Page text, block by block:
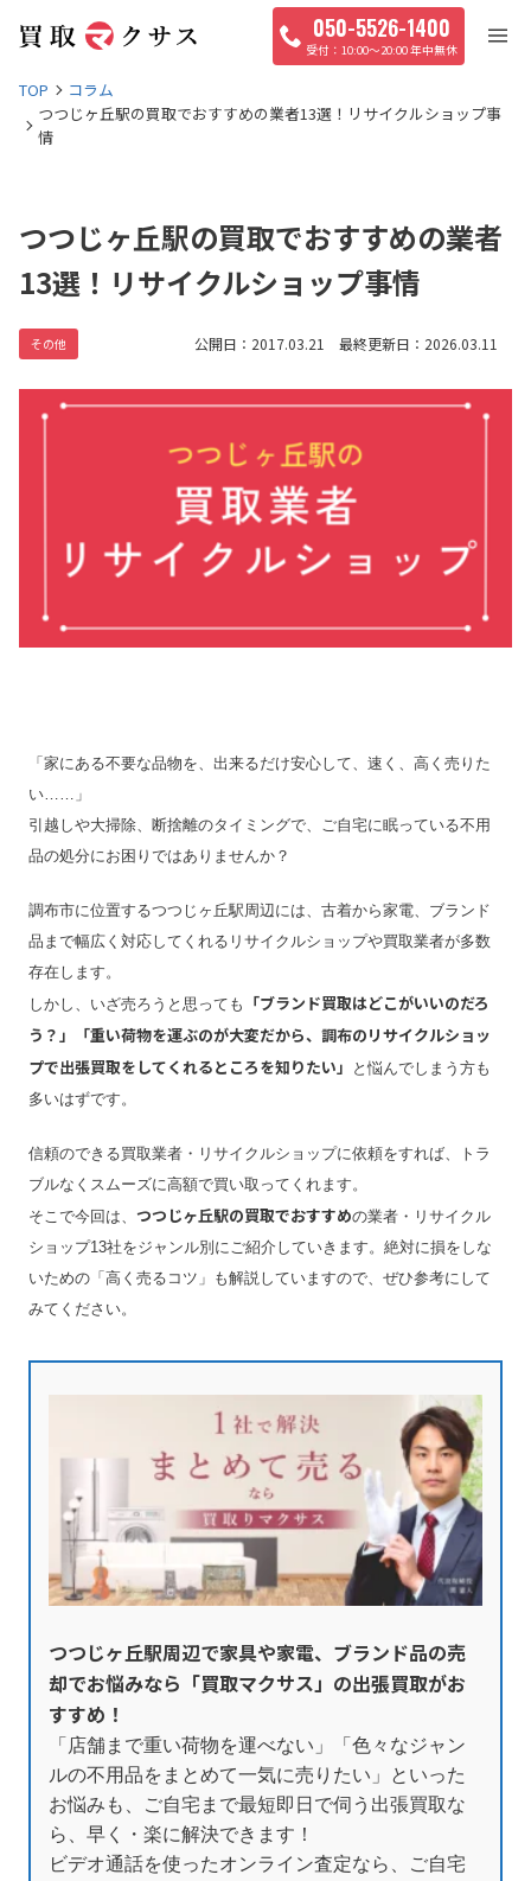
050-5526-1400
10:00〜20:00 年中無休
TOP
コラム
つつじヶ丘駅の買取でおすすめの業者13選！リサイクルショップ事
情
つつじヶ丘駅の買取でおすすめの業者
13選！リサイクルショップ事情
その他 公開日：2017.03.21 最終更新日：2026.03.11
「家にある不要な品物を、出来るだけ安心して、速く、高く売りた
い……」
引越しや大掃除、断捨離のタイミングで、ご自宅に眠っている不用
品の処分にお困りではありませんか？
調布市に位置するつつじヶ丘駅周辺には、古着から家電、ブランド
品まで幅広く対応してくれるリサイクルショップや買取業者が多数
存在します。
しかし、いざ売ろうと思っても
「ブランド買取はどこがいいのだろ
う？」「重い荷物を運ぶのが大変だから、調布のリサイクルショッ
プで出張買取をしてくれるところを知りたい」
と悩んでしまう方も
多いはずです。
信頼のできる買取業者・リサイクルショップに依頼をすれば、トラ
ブルなくスムーズに高額で買い取ってくれます。
そこで今回は、 つつじヶ丘駅の買取でおすすめの業者・リサイクル
ショップ13社をジャンル別にご紹介していきます。絶対に損をしな
いための「高く売るコツ」も解説していますので、ぜひ参考にして
みてください。
つつじヶ丘駅周辺で家具や家電、ブランド品の売
却でお悩みなら「買取マクサス」の出張買取がお
すすめ！
「店舗まで重い荷物を運べない」「色々なジャン
ルの不用品をまとめて一気に売りたい」といった
お悩みも、ご自宅まで最短即日で伺う出張買取な
ら、早く・楽に解決できます！
ビデオ通話を使ったオンライン査定なら、ご自宅